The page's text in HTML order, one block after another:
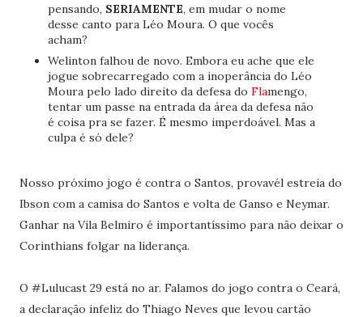
pensando, SERIAMENTE, em mudar o nome
desse canto para Léo Moura. O que vocês
acham?
Welinton falhou de novo. Embora eu ache que ele
jogue sobrecarregado com a inoperância do Léo
Moura pelo lado direito da defesa do Flamengo,
tentar um passe na entrada da área da defesa não
é coisa pra se fazer. É mesmo imperdoável. Mas a
culpa é só dele?
Nosso próximo jogo é contra o Santos, provavél estreia do
Ibson com a camisa do Santos e volta de Ganso e Neymar.
Ganhar na Vila Belmiro é importantíssimo para não deixar o
Corinthians folgar na liderança.
O #Lulucast 29 está no ar. Falamos do jogo contra o Ceará,
a declaração infeliz do Thiago Neves que levou cartão